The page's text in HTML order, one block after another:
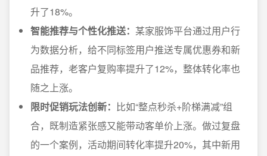
升了18%。
智能推荐与个性化推送： 某家服饰平台通过用户行
为数据分析，给不同标签用户推送专属优惠券和新
品推荐，老客户复购率提升了12%，整体转化率也
随之上涨。
限时促销玩法创新： 比如“整点秒杀+阶梯满减”组
合，既制造紧张感又能带动客单价上涨。做过复盘
的一个案例，活动期间转化率提升20%，其中新用